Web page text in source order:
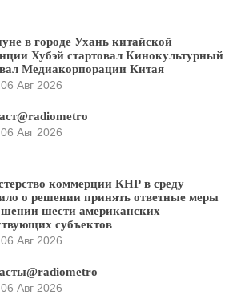
в городе Ухань китайской
Хубэй стартовал Кинокультурный
Медиакорпорации Китая
06 Авг 2026
06 Авг 2026
коммерции КНР в среду
о решении принять ответные меры
шести американских
субъектов
06 Авг 2026
06 Авг 2026